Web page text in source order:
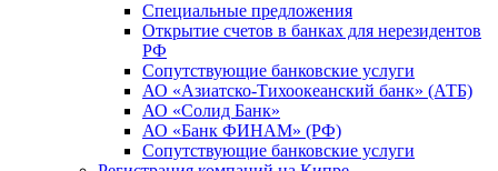
Специальные предложения
Открытие счетов в банках для нерезидентов
РФ
Сопутствующие банковские услуги
АО «Азиатско-Тихоокеанский банк» (АТБ)
АО «Солид Банк»
АО «Банк ФИНАМ» (РФ)
Сопутствующие банковские услуги